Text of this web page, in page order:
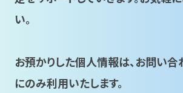
い。
お預かりした個人情報は、お問い
にのみ利用いたします。